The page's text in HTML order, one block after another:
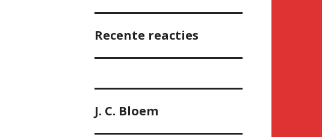
Recente reacties
J. C. Bloem